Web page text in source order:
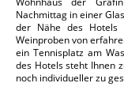
Nachmittag in einer
der Nähe des Hotels
Weinproben von
ein Tennisplatz am
des Hotels steht Ihnen
noch individueller zu